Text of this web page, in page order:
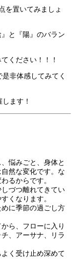
を置いてみましょ
と『陽』のバラン
ください！！！
非体感してみてく
ます！
悩みごと、身体と
然な変化です。な
るからです。
づつ離れてきてい
くなります。
に季節の過ごし方
ら、フローに入り
、アーサナ、リラ
く受け止め深めて